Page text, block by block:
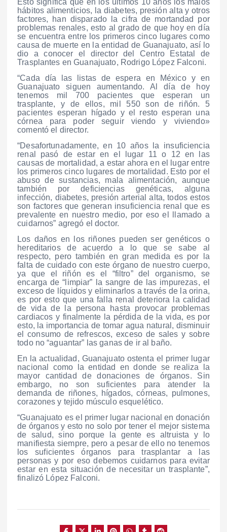
Esto significa que en los últimos 10 años los malos
hábitos alimenticios, la diabetes, presión alta y otros
factores, han disparado la cifra de mortandad por
problemas renales, esto al grado de que hoy en día
se encuentra entre los primeros cinco lugares como
causa de muerte en la entidad de Guanajuato, así lo
dio a conocer el director del Centro Estatal de
Trasplantes en Guanajuato, Rodrigo López Falconi.
“Cada día las listas de espera en México y en
Guanajuato siguen aumentando. Al día de hoy
tenemos mil 700 pacientes que esperan un
trasplante, y de ellos, mil 550 son de riñón. 5
pacientes esperan hígado y el resto esperan una
córnea para poder seguir viendo y viviendo»
comentó el director.
“Desafortunadamente, en 10 años la insuficiencia
renal pasó de estar en el lugar 11 o 12 en las
causas de mortalidad, a estar ahora en el lugar entre
los primeros cinco lugares de mortalidad. Esto por el
abuso de sustancias, mala alimentación, aunque
también por deficiencias genéticas, alguna
infección, diabetes, presión arterial alta, todos estos
son factores que generan insuficiencia renal que es
prevalente en nuestro medio, por eso el llamado a
cuidarnos” agregó el doctor.
Los daños en los riñones pueden ser genéticos o
hereditarios de acuerdo a lo que se sabe al
respecto, pero también en gran medida es por la
falta de cuidado con este órgano de nuestro cuerpo,
ya que el riñón es el “filtro” del organismo, se
encarga de “limpiar” la sangre de las impurezas, el
exceso de líquidos y eliminarlos a través de la orina,
es por esto que una falla renal deteriora la calidad
de vida de la persona hasta provocar problemas
cardiacos y finalmente la pérdida de la vida, es por
esto, la importancia de tomar agua natural, disminuir
el consumo de refrescos, exceso de sales y sobre
todo no “aguantar” las ganas de ir al baño.
En la actualidad, Guanajuato ostenta el primer lugar
nacional como la entidad en donde se realiza la
mayor cantidad de donaciones de órganos. Sin
embargo, no son suficientes para atender la
demanda de riñones, hígados, córneas, pulmones,
corazones y tejido músculo esquelético.
“Guanajuato es el primer lugar nacional en donación
de órganos y esto no solo por tener el mejor sistema
de salud, sino porque la gente es altruista y lo
manifiesta siempre, pero a pesar de ello no tenemos
los suficientes órganos para trasplantar a las
personas y por eso debemos cuidarnos para evitar
estar en esta situación de necesitar un trasplante”,
finalizó López Falconi.